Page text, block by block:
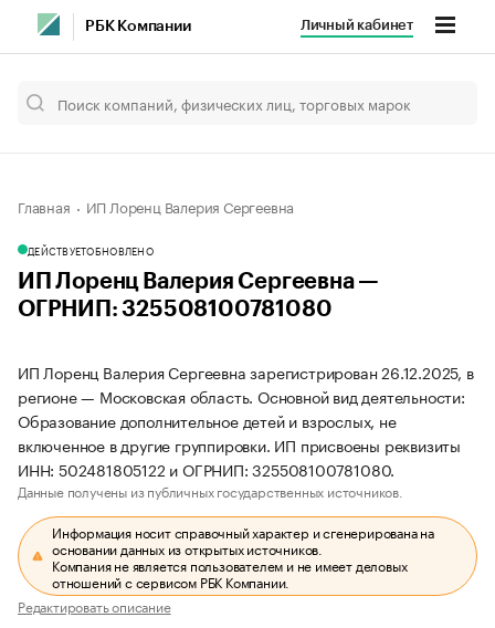
РБК Компании Личный кабинет
Главная ИП Лоренц Валерия Сергеевна
ДЕЙСТВУЕТОБНОВЛЕНО
ИП Лоренц Валерия Сергеевна —
ОГРНИП: 325508100781080
ИП Лоренц Валерия Сергеевна зарегистрирован 26.12.2025, в
регионе — Московская область. Основной вид деятельности:
Образование дополнительное детей и взрослых, не
включенное в другие группировки. ИП присвоены реквизиты
ИНН: 502481805122 и ОГРНИП: 325508100781080.
Данные получены из публичных государственных источников.
Информация носит справочный характер и сгенерирована на
основании данных из открытых источников.
Компания не является пользователем и не имеет деловых
отношений с сервисом РБК Компании.
Редактировать описание